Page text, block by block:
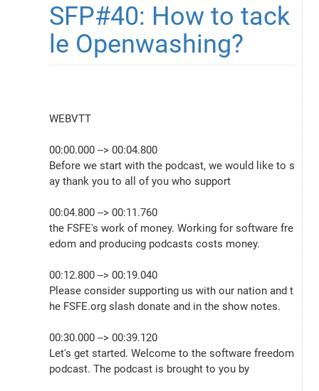
SFP#40: How to tack
le Openwashing?